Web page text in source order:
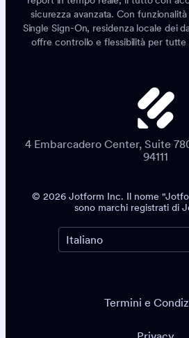
sicurezza avanzata. Con
Single Sign-On, residenza locale dei
offre controllo e flessibilità per tutte
4 Embarcadero Center, Suite
94111
© 2026 Jotform Inc. Il nome
sono marchi registrati di
Termini e